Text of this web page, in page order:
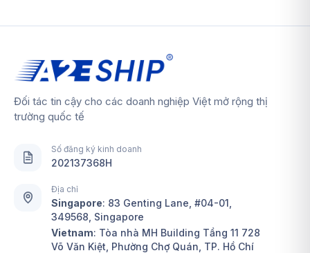
Đối tác tin cậy cho các doanh nghiệp Việt mở rộng thị
trường quốc tế
Số đăng ký kinh doanh
202137368H
Địa chỉ
Singapore: 83 Genting Lane, #04-01,
349568, Singapore
Vietnam: Tòa nhà MH Building Tầng 11 728
Võ Văn Kiệt, Phường Chợ Quán, TP. Hồ Chí